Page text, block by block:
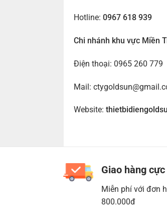
Hotline: 0967 618 939
Chi nhánh khu vực Miền
Điện thoại: 0965 260 779
Mail:
Website:
Giao hàng
Miễn phí với đơn
800.000đ